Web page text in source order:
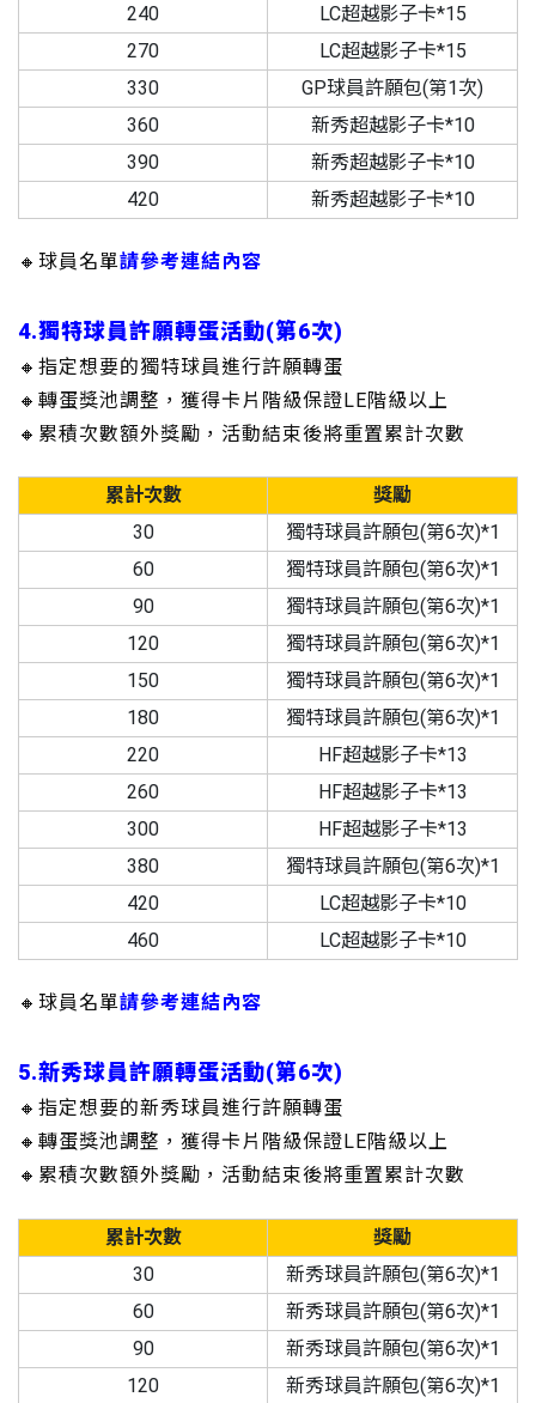
240
LC超越影子卡*15
270
LC超越影子卡*15
330
GP球員許願包(第1次)
360
新秀超越影子卡*10
390
新秀超越影子卡*10
420
新秀超越影子卡*10
🔸球員名單請參考連結內容
4.獨特球員許願轉蛋活動(第6次)
🔸指定想要的獨特球員進行許願轉蛋
🔸轉蛋獎池調整，獲得卡片階級保證LE階級以上
🔸累積次數額外獎勵，活動結束後將重置累計次數
累計次數
獎勵
30
獨特球員許願包(第6次)*1
60
獨特球員許願包(第6次)*1
90
獨特球員許願包(第6次)*1
120
獨特球員許願包(第6次)*1
150
獨特球員許願包(第6次)*1
180
獨特球員許願包(第6次)*1
220
HF超越影子卡*13
260
HF超越影子卡*13
300
HF超越影子卡*13
380
獨特球員許願包(第6次)*1
420
LC超越影子卡*10
460
LC超越影子卡*10
🔸球員名單請參考連結內容
5.新秀球員許願轉蛋活動(第6次)
🔸指定想要的新秀球員進行許願轉蛋
🔸轉蛋獎池調整，獲得卡片階級保證LE階級以上
🔸累積次數額外獎勵，活動結束後將重置累計次數
累計次數
獎勵
30
新秀球員許願包(第6次)*1
60
新秀球員許願包(第6次)*1
90
新秀球員許願包(第6次)*1
120
新秀球員許願包(第6次)*1